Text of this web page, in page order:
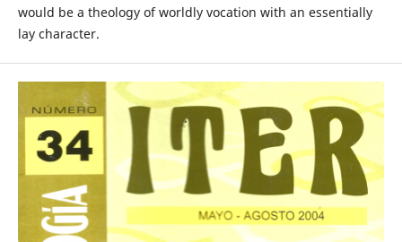
would be a theology of worldly vocation with an essentially
lay character.